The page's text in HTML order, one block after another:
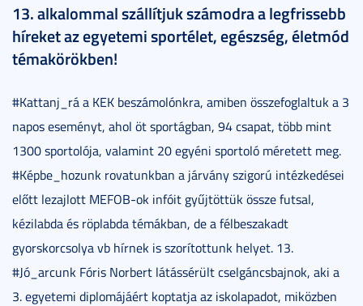
13. alkalommal szállítjuk számodra a legfrissebb
híreket az egyetemi sportélet, egészség, életmód
témakörökben!
#Kattanj_rá a KEK beszámolónkra, amiben összefoglaltuk a 3
napos eseményt, ahol öt sportágban, 94 csapat, több mint
1300 sportolója, valamint 20 egyéni sportoló méretett meg.
#Képbe_hozunk rovatunkban a járvány szigorú intézkedései
előtt lezajlott MEFOB-ok infóit gyűjtöttük össze futsal,
kézilabda és röplabda témákban, de a félbeszakadt
gyorskorcsolya vb hírnek is szorítottunk helyet. 13.
#Jó_arcunk Fóris Norbert látássérült cselgáncsbajnok, aki a
3. egyetemi diplomájáért koptatja az iskolapadot, miközben